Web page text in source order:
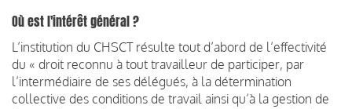
Où est l'intérêt général ?
L’institution du CHSCT résulte tout d’abord de l’effectivité
du « droit reconnu à tout travailleur de participer, par
l’intermédiaire de ses délégués, à la détermination
collective des conditions de travail ainsi qu’à la gestion de